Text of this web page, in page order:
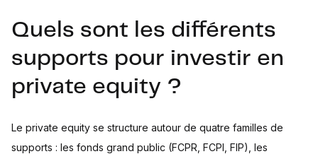
Quels sont les différents
supports pour investir en
private equity ?
Le private equity se structure autour de quatre familles de
supports : les fonds grand public (FCPR, FCPI, FIP), les